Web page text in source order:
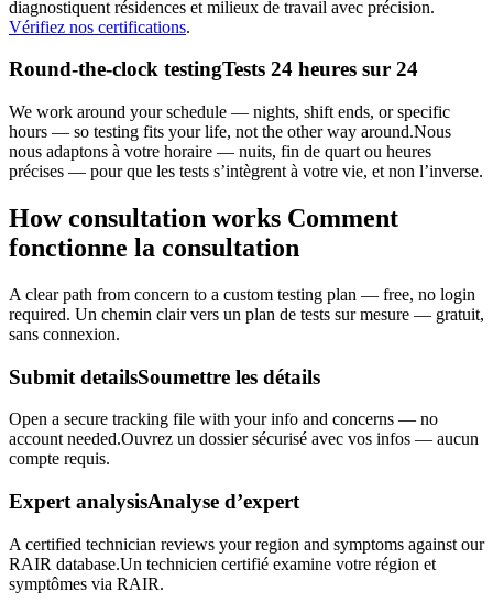
diagnostiquent résidences et milieux de travail avec précision.
Vérifiez nos certifications.
Round-the-clock testingTests 24 heures sur 24
We work around your schedule — nights, shift ends, or specific
hours — so testing fits your life, not the other way around.Nous
nous adaptons à votre horaire — nuits, fin de quart ou heures
précises — pour que les tests s’intègrent à votre vie, et non l’inverse.
How consultation works Comment
fonctionne la consultation
A clear path from concern to a custom testing plan — free, no login
required. Un chemin clair vers un plan de tests sur mesure — gratuit,
sans connexion.
Submit detailsSoumettre les détails
Open a secure tracking file with your info and concerns — no
account needed.Ouvrez un dossier sécurisé avec vos infos — aucun
compte requis.
Expert analysisAnalyse d’expert
A certified technician reviews your region and symptoms against our
RAIR database.Un technicien certifié examine votre région et
symptômes via RAIR.